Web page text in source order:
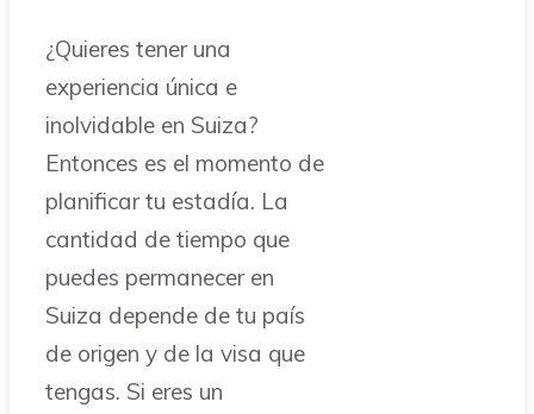
¿Quieres tener una
experiencia única e
inolvidable en Suiza?
Entonces es el momento de
planificar tu estadía. La
cantidad de tiempo que
puedes permanecer en
Suiza depende de tu país
de origen y de la visa que
tengas. Si eres un